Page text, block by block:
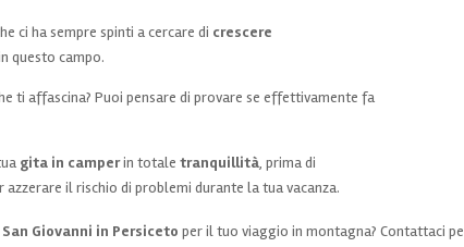
ci ha sempre spinti a cercare di crescere
questo campo.
ti affascina? Puoi pensare di provare se effettivamente fa
gita in camperin totaletranquillità, prima di
azzerare il rischio di problemi durante la tua vacanza.
Giovanni in Persiceto per il tuo viaggio in montagna? Contattaci